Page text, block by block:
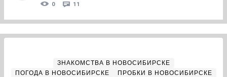
0 11
ЗНАКОМСТВА В НОВОСИБИРСКЕ
ПОГОДА В НОВОСИБИРСКЕ
ПРОБКИ В НОВОСИБИРСКЕ